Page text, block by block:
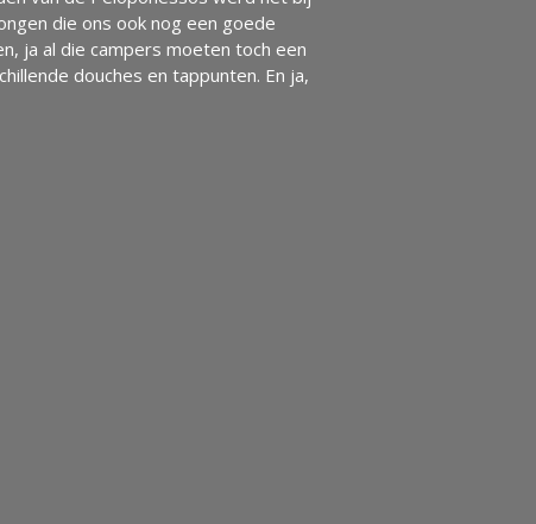
die ons ook nog een goede
ja al die campers moeten toch een
douches en tappunten. En ja,